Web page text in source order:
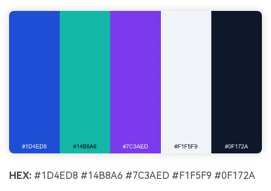
HEX: #1D4ED8 #14B8A6 #7C3AED #F1F5F9 #0F172A